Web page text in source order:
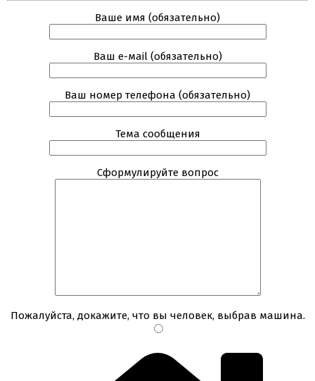
Ваше имя (обязательно)
Ваш е-маil (обязательно)
Ваш номер телефона (обязательно)
Тема сообщения
Сформулируйте вопрос
Пожалуйста, докажите, что вы человек, выбрав машина.